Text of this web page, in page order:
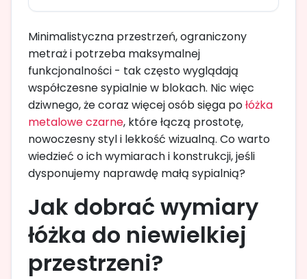
Minimalistyczna przestrzeń, ograniczony
metraż i potrzeba maksymalnej
funkcjonalności - tak często wyglądają
współczesne sypialnie w blokach. Nic więc
dziwnego, że coraz więcej osób sięga połóżka
metalowe czarne, które łączą prostotę,
nowoczesny styl i lekkość wizualną. Co warto
wiedzieć o ich wymiarach i konstrukcji, jeśli
dysponujemy naprawdę małą sypialnią?
Jak dobrać wymiary
łóżka do niewielkiej
przestrzeni?